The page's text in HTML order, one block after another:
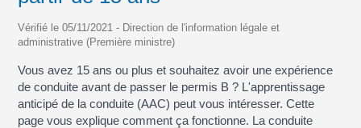
Vérifié le 05/11/2021 - Direction de l'information légale et
administrative (Première ministre)
Vous avez 15 ans ou plus et souhaitez avoir une expérience
de conduite avant de passer le permis B ? L'apprentissage
anticipé de la conduite (AAC) peut vous intéresser. Cette
page vous explique comment ça fonctionne. La conduite